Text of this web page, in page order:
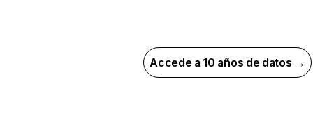
Accede a 10 años de datos →